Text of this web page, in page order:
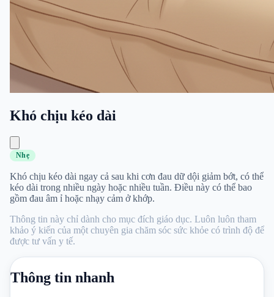
Khó chịu kéo dài
Nhẹ
Khó chịu kéo dài ngay cả sau khi cơn đau dữ dội giảm bớt, có thể
kéo dài trong nhiều ngày hoặc nhiều tuần. Điều này có thể bao
gồm đau âm ỉ hoặc nhạy cảm ở khớp.
Thông tin này chỉ dành cho mục đích giáo dục. Luôn luôn tham
khảo ý kiến ​​​​của một chuyên gia chăm sóc sức khỏe có trình độ để
được tư vấn y tế.
Thông tin nhanh